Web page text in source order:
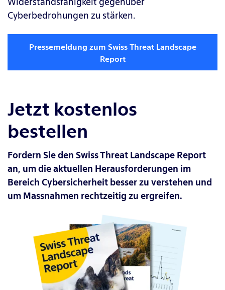
Cyberbedrohungen zu stärken.
Pressemeldung zum Swiss Threat Landscape
Report
Jetzt kostenlos
bestellen
Fordern Sie den Swiss Threat Landscape Report
an, um die aktuellen Herausforderungen im
Bereich Cybersicherheit besser zu verstehen und
um Massnahmen rechtzeitig zu ergreifen.